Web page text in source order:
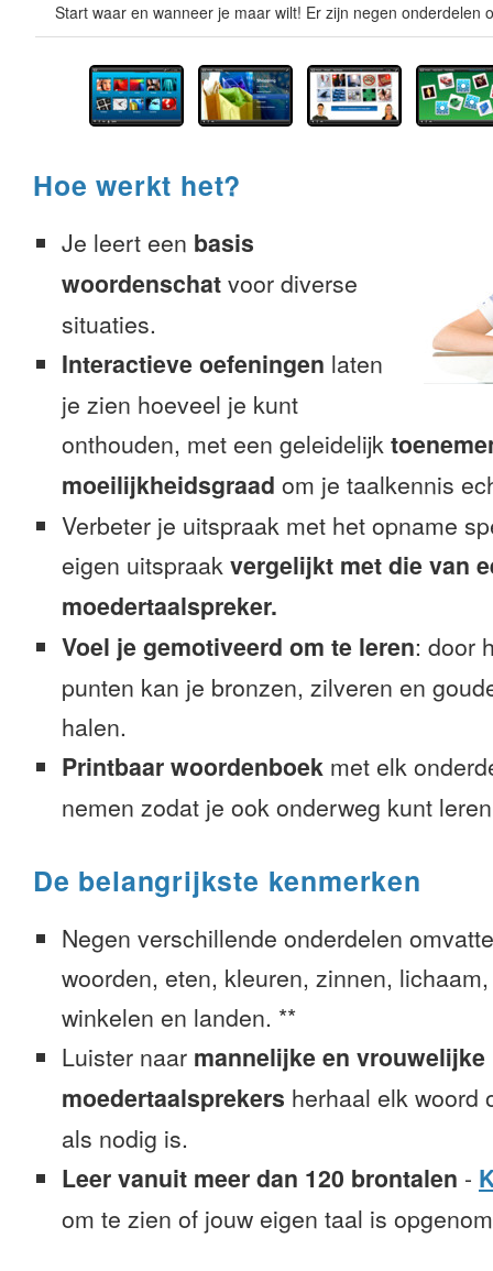
Start waar en wanneer je maar wilt! Er zijn negen onderdelen
Hoe werkt het?
Je leert een basis
woordenschat voor diverse
situaties.
Interactieve oefeningen laten
je zien hoeveel je kunt
onthouden, met een geleidelijk
moeilijkheidsgraad om je taalkennis
Verbeter je uitspraak met het opname
eigen uitspraak vergelijkt met die van
moedertaalspreker.
Voel je gemotiveerd om te leren: door
punten kan je bronzen, zilveren en
halen.
Printbaar woordenboek met elk
nemen zodat je ook onderweg kunt
De belangrijkste kenmerken
Negen verschillende onderdelen
woorden, eten, kleuren, zinnen,
winkelen en landen. **
Luister naar mannelijke en vrouwelijke
moedertaalsprekers herhaal elk woord
als nodig is.
Leer vanuit meer dan 120 brontalen -
om te zien of jouw eigen taal is